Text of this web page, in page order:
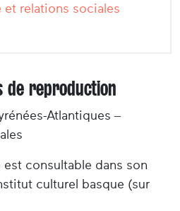
et relations sociales
de reproduction
Atlantiques –
est consultable dans son
culturel basque (sur